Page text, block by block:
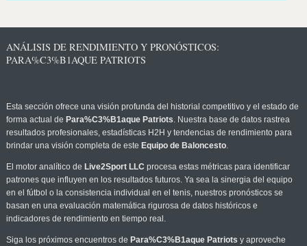
ANÁLISIS DE RENDIMIENTO Y PRONÓSTICOS:
PARA%C3%B1AQUE PATRIOTS
Esta sección ofrece una visión profunda del historial competitivo y el estado de
forma actual de Para%C3%B1aque Patriots. Nuestra base de datos rastrea
resultados profesionales, estadísticas H2H y tendencias de rendimiento para
brindar una visión completa de este Equipo de Baloncesto.
El motor analítico de Live2Sport LLC procesa estas métricas para identificar
patrones que influyen en los resultados futuros. Ya sea la sinergia del equipo
en el fútbol o la consistencia individual en el tenis, nuestros pronósticos se
basan en una evaluación matemática rigurosa de datos históricos e
indicadores de rendimiento en tiempo real.
Siga los próximos encuentros de Para%C3%B1aque Patriots y aproveche